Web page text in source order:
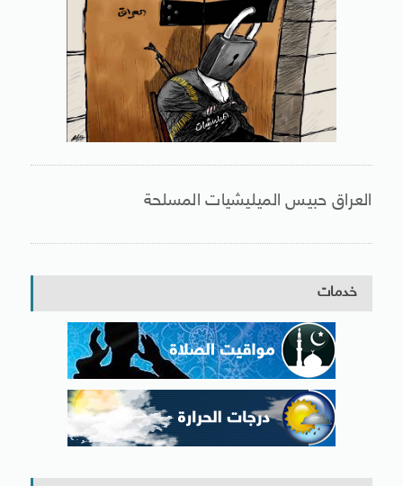
العراق حبيس الميليشيات المسلحة
خدمات